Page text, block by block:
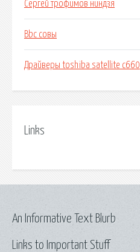
Сергей трофимов ниндзя
Bbc совы
Драйверы toshiba satellite c660
Links
Links to Important Stuff
An Informative Text Blurb